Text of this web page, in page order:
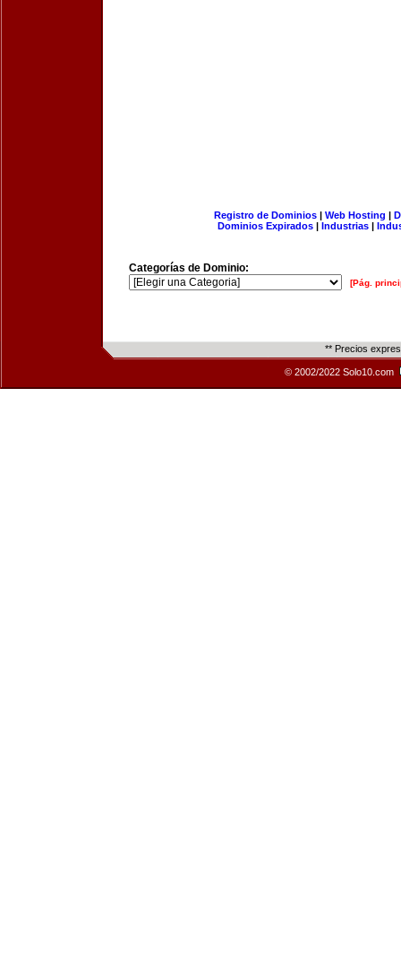
Registro de Dominios| Web Hosting |
Dominios Expirados | Industrias |
Categorías de Dominio:
[Pág.
** Precios
© 2002/2022 Solo10.com